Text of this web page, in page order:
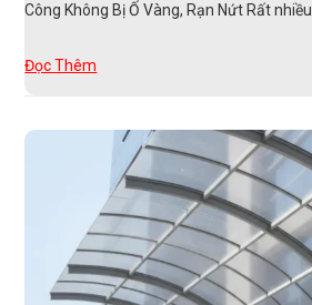
Công Không Bị Ố Vàng, Rạn Nứt Rất nhiều
Đọc Thêm